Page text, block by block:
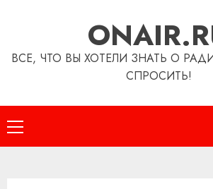
ВСЕ, ЧТО ВЫ ХОТЕЛИ ЗНАТЬ О
СПРОСИТЬ!
Основное
меню